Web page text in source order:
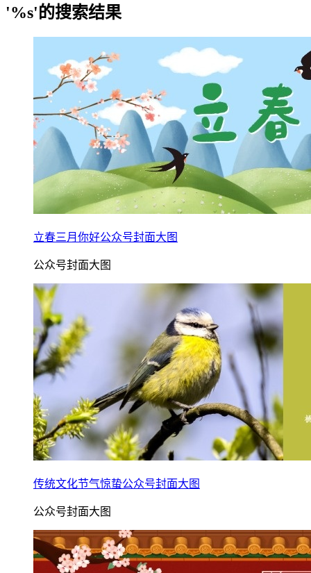
'%s'的搜索结果
立春三月你好公众号封面大图
公众号封面大图
传统文化节气惊蛰公众号封面大图
公众号封面大图